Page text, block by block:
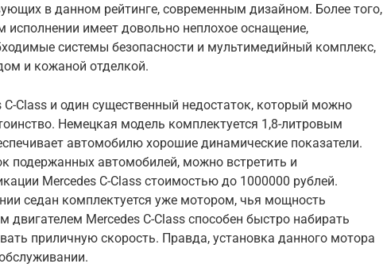
в данном рейтинге, современным дизайном. Более того,
исполнении имеет довольно неплохое оснащение,
системы безопасности и мультимедийный комплекс,
и кожаной отделкой.
C-Class и один существенный недостаток, который можно
Немецкая модель комплектуется 1,8-литровым
автомобилю хорошие динамические показатели.
подержанных автомобилей, можно встретить и
Mercedes C-Class стоимостью до 1000000 рублей.
седан комплектуется уже мотором, чья мощность
двигателем Mercedes C-Class способен быстро набирать
приличную скорость. Правда, установка данного мотора